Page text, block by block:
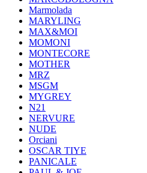
Marmolada
MARYLING
MAX&MOI
MOMONI
MONTECORE
MOTHER
MRZ
MSGM
MYGREY
N21
NERVURE
NUDE
Orciani
OSCAR TIYE
PANICALE